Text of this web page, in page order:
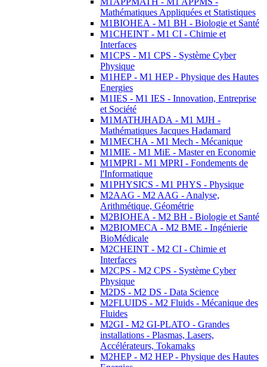
Mathématiques Appliquées et Statistiques
M1BIOHEA - M1 BH - Biologie et Santé
M1CHEINT - M1 CI - Chimie et
Interfaces
M1CPS - M1 CPS - Système Cyber
Physique
M1HEP - M1 HEP - Physique des Hautes
Energies
M1IES - M1 IES - Innovation, Entreprise
et Société
M1MATHJHADA - M1 MJH -
Mathématiques Jacques Hadamard
M1MECHA - M1 Mech - Mécanique
M1MIE - M1 MiE - Master en Economie
M1MPRI - M1 MPRI - Fondements de
l'Informatique
M1PHYSICS - M1 PHYS - Physique
M2AAG - M2 AAG - Analyse,
Arithmétique, Géométrie
M2BIOHEA - M2 BH - Biologie et Santé
M2BIOMECA - M2 BME - Ingénierie
BioMédicale
M2CHEINT - M2 CI - Chimie et
Interfaces
M2CPS - M2 CPS - Système Cyber
Physique
M2DS - M2 DS - Data Science
M2FLUIDS - M2 Fluids - Mécanique des
Fluides
M2GI - M2 GI-PLATO - Grandes
installations - Plasmas, Lasers,
Accélérateurs, Tokamaks
M2HEP - M2 HEP - Physique des Hautes